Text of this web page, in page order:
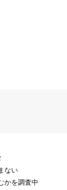
ない
かを調査中